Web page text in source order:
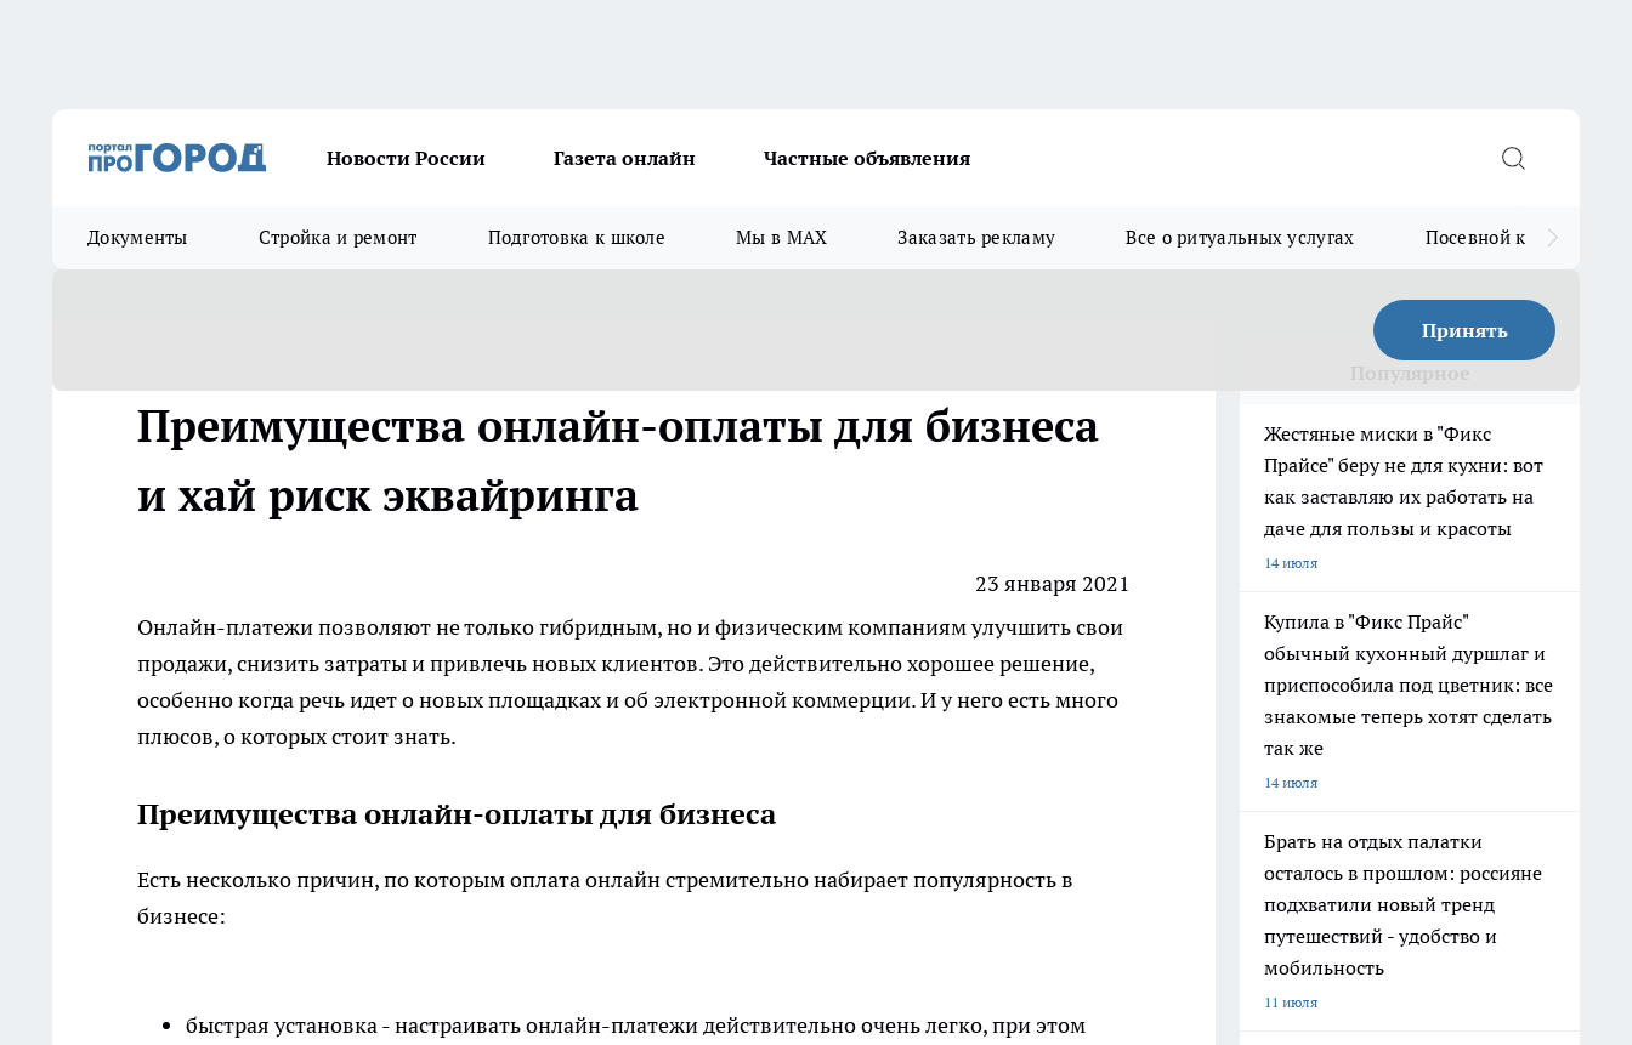
Новости России Газета онлайн Частные объявления
Документы Стройка и ремонт Подготовка к школе Мы в MAX Заказать рекламу Все о ритуальных услугах Посевной календарь
Принять
Преимущества онлайн-оплаты для бизнеса
и хай риск эквайринга
23 января 2021
Онлайн-платежи позволяют не только гибридным, но и физическим компаниям улучшить свои
продажи, снизить затраты и привлечь новых клиентов. Это действительно хорошее решение,
особенно когда речь идет о новых площадках и об электронной коммерции. И у него есть много
плюсов, о которых стоит знать.
Преимущества онлайн-оплаты для бизнеса
Есть несколько причин, по которымоплата онлайнстремительно набирает популярность в
бизнесе:
быстрая установка - настраивать онлайн-платежи действительно очень легко, при этом
Жестяные миски в "Фикс
Прайсе" беру не для кухни: вот
как заставляю их работать на
даче для пользы и красоты
14 июля
Купила в "Фикс Прайс"
обычный кухонный дуршлаг и
приспособила под цветник: все
знакомые теперь хотят сделать
так же
14 июля
Брать на отдых палатки
осталось в прошлом: россияне
подхватили новый тренд
путешествий - удобство и
мобильность
11 июля